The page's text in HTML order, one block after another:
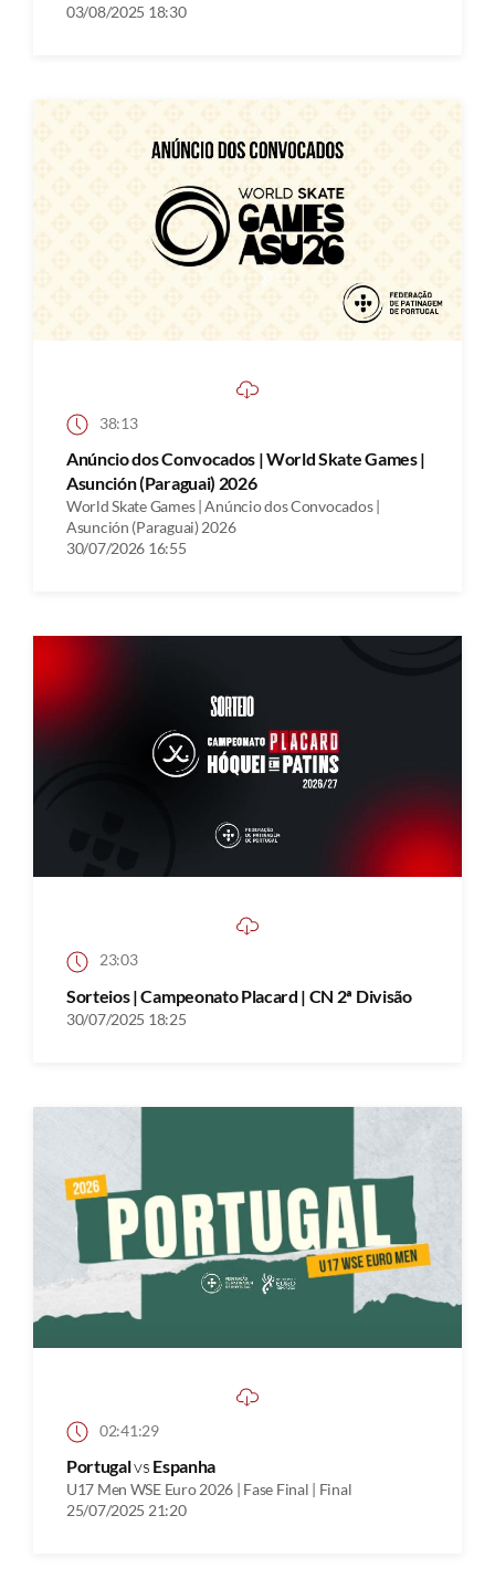
03/08/2025 18:30
38:13
Anúncio dos Convocados | World Skate Games |
Asunción (Paraguai) 2026
World Skate Games | Anúncio dos Convocados |
Asunción (Paraguai) 2026
30/07/2026 16:55
23:03
Sorteios | Campeonato Placard | CN 2ª Divisão
30/07/2025 18:25
02:41:29
Portugalvs Espanha
U17 Men WSE Euro 2026 | Fase Final | Final
25/07/2025 21:20